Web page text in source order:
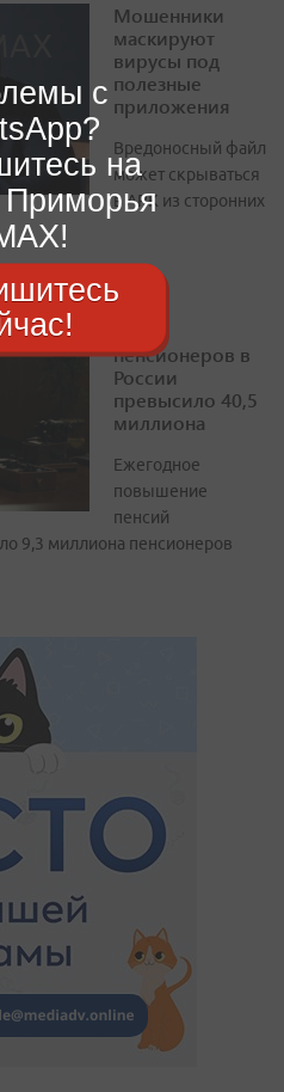
Мошенники
маскируют
вирусы под
полезные
приложения
Вредоносный файл
может скрываться
в APK из сторонних
Число
пенсионеров в
России
превысило 40,5
миллиона
Ежегодное
повышение
пенсий
9,3 миллиона пенсионеров
с
на
Приморья